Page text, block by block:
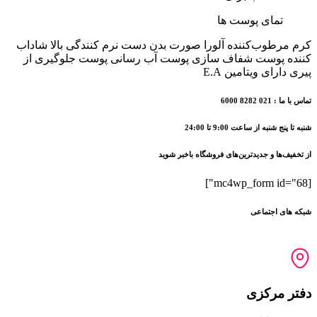
تمای پوست ها
کرم مرطوب‌کننده آلورا صورت بدن دست نرم کنندگی بالا شاداب
کننده پوست شفاف سازی پوست آب رسانی پوست جلوگیری از
پیری دارای ویتامین E.A
تماس با ما : 021 8282 6000
شنبه تا پنج شنبه از ساعت 9:00 تا 24:00
از تخفیف‌ها و جدیدترین‌های فروشگاه باخبر شوید
[mc4wp_form id="68"]
شبکه های اجتماعی
دفتر مرکزی